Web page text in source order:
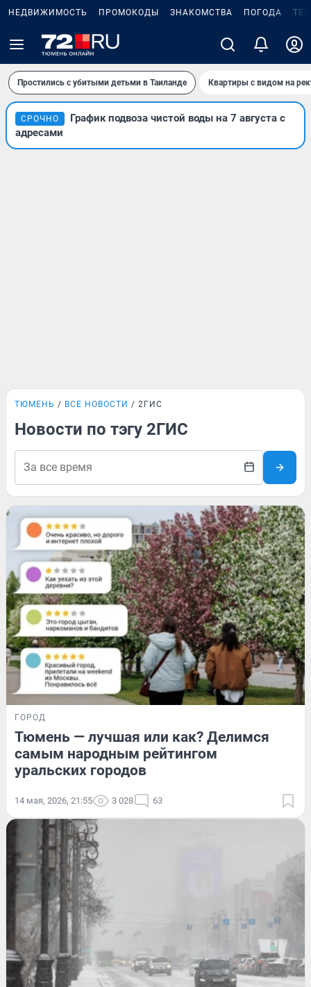
НЕДВИЖИМОСТЬ ПРОМОКОДЫ ЗНАКОМСТВА ПОГОДА
Простились с убитыми детьми в Таиланде Квартиры с видом на
СРОЧНО
График подвоза чистой воды на 7 августа с
адресами
ТЮМЕНЬ ВСЕ НОВОСТИ 2ГИС
Новости по тэгу 2ГИС
ГОРОД
Тюмень — лучшая или как? Делимся
самым народным рейтингом
уральских городов
14 мая, 2026, 21:55 3 028 63